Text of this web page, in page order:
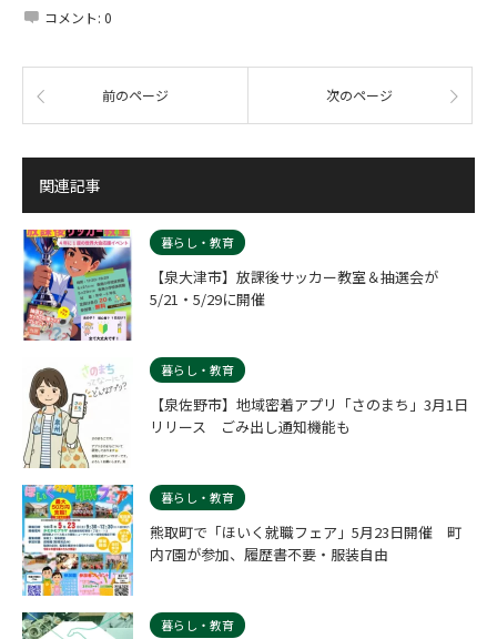
コメント: 0
前のページ 次のページ
関連記事
暮らし・教育
【泉大津市】放課後サッカー教室＆抽選会が
5/21・5/29に開催
暮らし・教育
【泉佐野市】地域密着アプリ「さのまち」3月1日
リリース ごみ出し通知機能も
暮らし・教育
熊取町で「ほいく就職フェア」5月23日開催 町
内7園が参加、履歴書不要・服装自由
暮らし・教育